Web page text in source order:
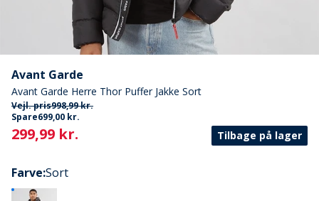
Avant Garde
Avant Garde Herre Thor Puffer Jakke Sort
Vejl. pris998,99 kr.
Spare699,00 kr.
Current
299,99 kr. Tilbage på lager
Farve:Sort